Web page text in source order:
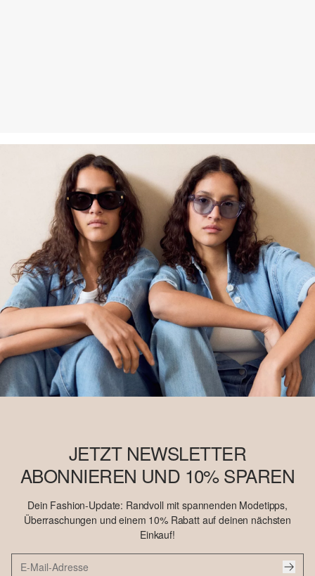
JETZT NEWSLETTER
ABONNIEREN UND 10% SPAREN
Dein Fashion-Update: Randvoll mit spannenden Modetipps,
Überraschungen und einem 10% Rabatt auf deinen nächsten
Einkauf!